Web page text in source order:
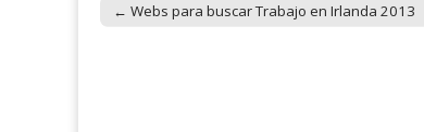
← Webs para buscar Trabajo en Irlanda 2013